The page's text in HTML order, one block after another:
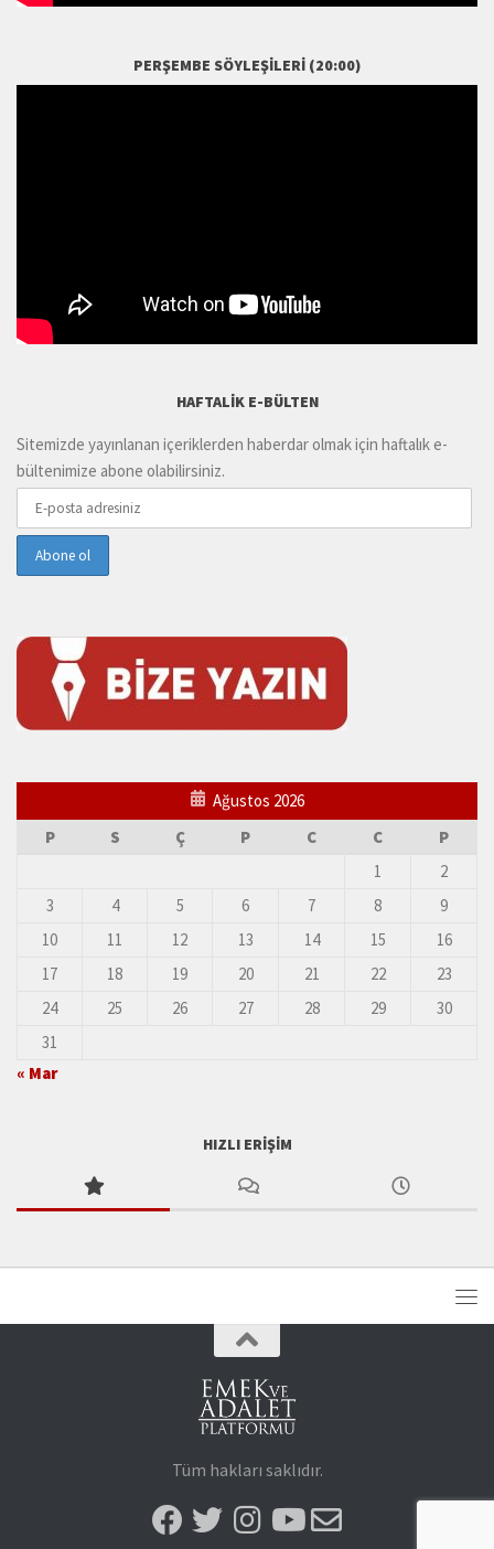
PERŞEMBE SÖYLEŞILERI (20:00)
HAFTALIK E-BÜLTEN
Sitemizde yayınlanan içeriklerden haberdar olmak için haftalık e-
bültenimize abone olabilirsiniz.
Ağustos 2026
P
S Ç P C C
P
1
2
3
4 5 6 7 8
9
10
11 12 13 14 15
16
17
18 19 20 21 22
23
24
25 26 27 28 29
30
31
« Mar
HIZLI ERIŞIM
Tüm hakları saklıdır.